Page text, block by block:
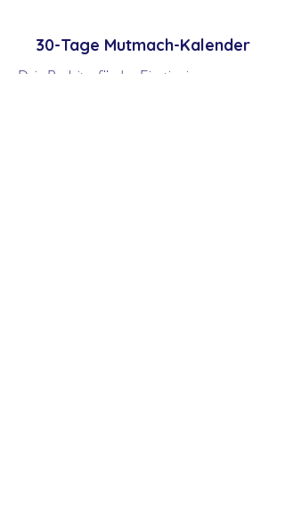
30-Tage Mutmach-Kalender
Dein Begleiter für den Einstieg ins